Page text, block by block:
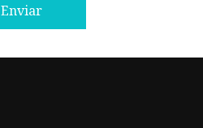
Enviar